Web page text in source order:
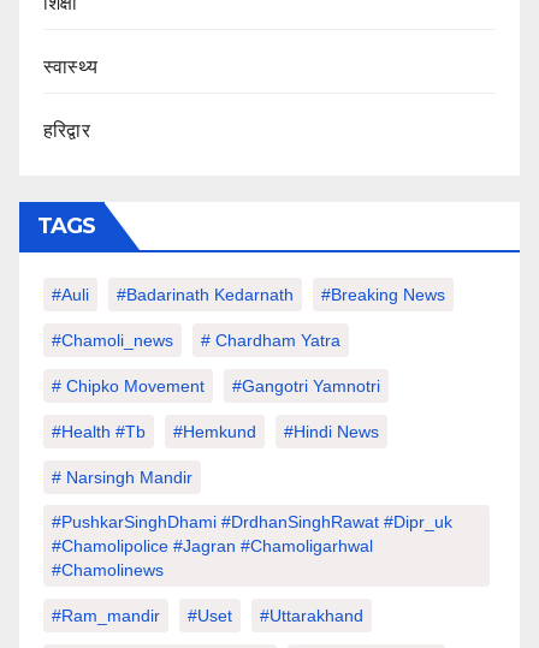
स्वास्थ्य
हरिद्वार
TAGS
#auli #Badarinath Kedarnath #Breaking News
#chamoli_news # Chardham Yatra
# Chipko Movement #Gangotri Yamnotri
#Health #tb #hemkund #hindi News
# Narsingh Mandir
#PushkarSinghDhami #drdhanSinghRawat #dipr_uk
#chamolipolice #Jagran #chamoligarhwal
#chamolinews
#Ram_mandir #uset #uttarakhand